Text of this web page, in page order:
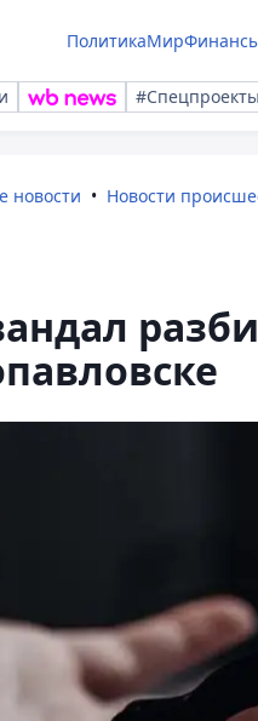
ПолитикаМир
#Спецпроекты
новости Новости